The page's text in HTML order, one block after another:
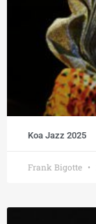
Koa Jazz 2025
Frank Bigotte